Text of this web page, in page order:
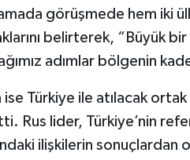
görüşmede hem iki
belirterek, “Büyük
adımlar bölgenin
ise Türkiye ile atılacak
Rus lider, Türkiye’nin
ilişkilerin sonuçlardan